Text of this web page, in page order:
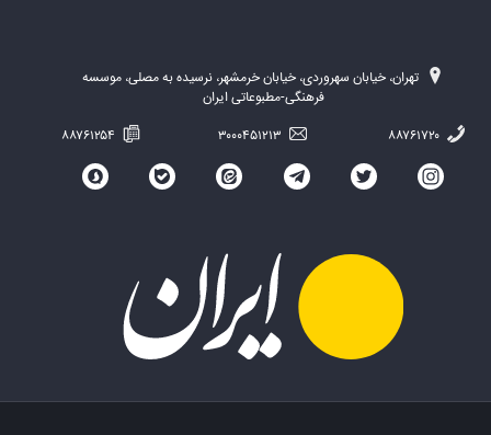
تهران، خیابان سهروردی، خیابان خرمشهر، نرسیده به مصلی، موسسه
فرهنگی-مطبوعاتی ایران